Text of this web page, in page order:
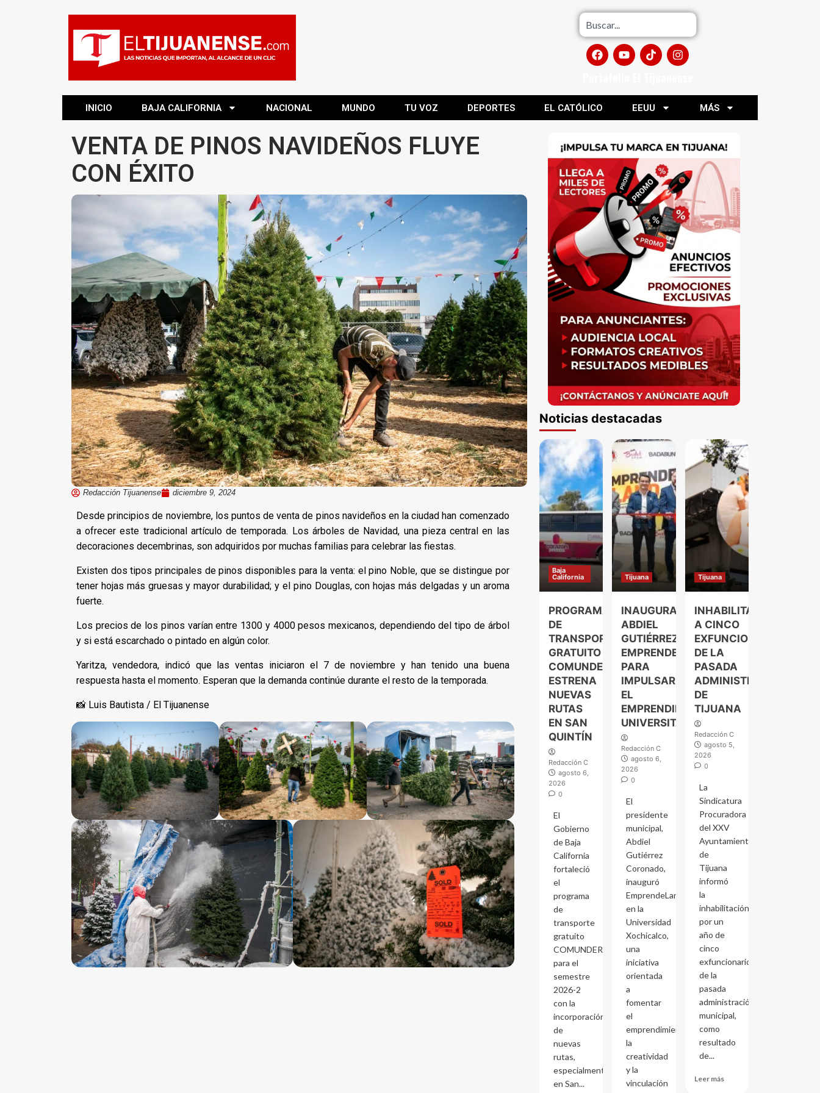
INICIO BAJA CALIFORNIA NACIONAL MUNDO TU VOZ DEPORTES EL CATÓLICO EEUU MÁS
VENTA DE PINOS NAVIDEÑOS FLUYE
CON ÉXITO
Redacción Tijuanense diciembre 9, 2024
Desde principios de noviembre, los puntos de venta de pinos navideños en la ciudad han comenzado
a ofrecer este tradicional artículo de temporada. Los árboles de Navidad, una pieza central en las
decoraciones decembrinas, son adquiridos por muchas familias para celebrar las fiestas.
Existen dos tipos principales de pinos disponibles para la venta: el pino Noble, que se distingue por
tener hojas más gruesas y mayor durabilidad; y el pino Douglas, con hojas más delgadas y un aroma
fuerte.
Los precios de los pinos varían entre 1300 y 4000 pesos mexicanos, dependiendo del tipo de árbol
y si está escarchado o pintado en algún color.
Yaritza, vendedora, indicó que las ventas iniciaron el 7 de noviembre y han tenido una buena
respuesta hasta el momento. Esperan que la demanda continúe durante el resto de la temporada.
📸 Luis Bautista / El Tijuanense
Noticias destacadas
Baja
California
PROGRAMA
DE
TRANSPORTE
GRATUITO
COMUNDER
ESTRENA
NUEVAS
RUTAS
EN SAN
QUINTÍN
Redacción C
agosto 6,
2026
0
El
Gobierno
de Baja
California
fortaleció
el
programa
de
transporte
gratuito
COMUNDER
para el
semestre
2026-2
con la
incorporación
de
nuevas
rutas,
especialmente
en San...
Tijuana
INAUGURA
ABDIEL
GUTIÉRREZ
EMPRENDELAND
PARA
IMPULSAR
EL
EMPRENDIMIENTO
UNIVERSITARIO
Redacción C
agosto 6,
2026
0
El
presidente
municipal,
Abdiel
Gutiérrez
Coronado,
inauguró
EmprendeLand
en la
Universidad
Xochicalco,
una
iniciativa
orientada
a
fomentar
el
emprendimiento,
la
creatividad
y la
vinculación
Tijuana
INHABILITAN
A CINCO
EXFUNCIONARIOS
DE LA
PASADA
ADMINISTRACIÓN
DE
TIJUANA
Redacción C
agosto 5,
2026
0
La
Sindicatura
Procuradora
del XXV
Ayuntamiento
de
Tijuana
informó
la
inhabilitación
por un
año de
cinco
exfuncionarios
de la
pasada
administración
municipal,
como
resultado
de...
Leer más